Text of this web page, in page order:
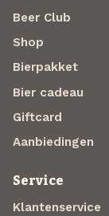
Beer Club
Shop
Bierpakket
Bier cadeau
Giftcard
Aanbiedingen
Service
Klantenservice